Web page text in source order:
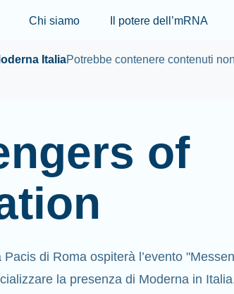
Chi siamo Il potere dell’mRNA
ItaliaPotrebbe contenere contenuti
of
Pacis di Roma ospiterà l’evento
la presenza di Moderna in